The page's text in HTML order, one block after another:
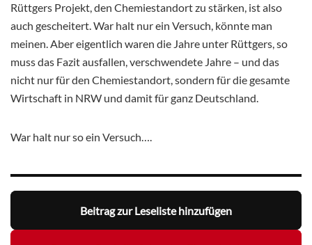
Rüttgers Projekt, den Chemiestandort zu stärken, ist also
auch gescheitert. War halt nur ein Versuch, könnte man
meinen. Aber eigentlich waren die Jahre unter Rüttgers, so
muss das Fazit ausfallen, verschwendete Jahre – und das
nicht nur für den Chemiestandort, sondern für die gesamte
Wirtschaft in NRW und damit für ganz Deutschland.
War halt nur so ein Versuch….
Beitrag zur Leseliste hinzufügen